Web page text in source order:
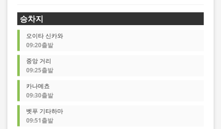
승차지
오이타 신카와
09:20출발
중앙 거리
09:25출발
카나메쵸
09:30출발
벳푸 기타하마
09:51출발